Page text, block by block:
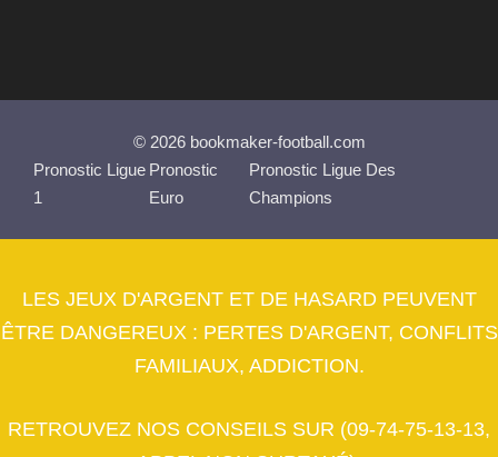
© 2026 bookmaker-football.com
Pronostic Ligue
1
Pronostic
Euro
Pronostic Ligue Des
Champions
LES JEUX D'ARGENT ET DE HASARD PEUVENT
ÊTRE DANGEREUX : PERTES D'ARGENT, CONFLITS
FAMILIAUX, ADDICTION.
RETROUVEZ NOS CONSEILS SUR (09-74-75-13-13,